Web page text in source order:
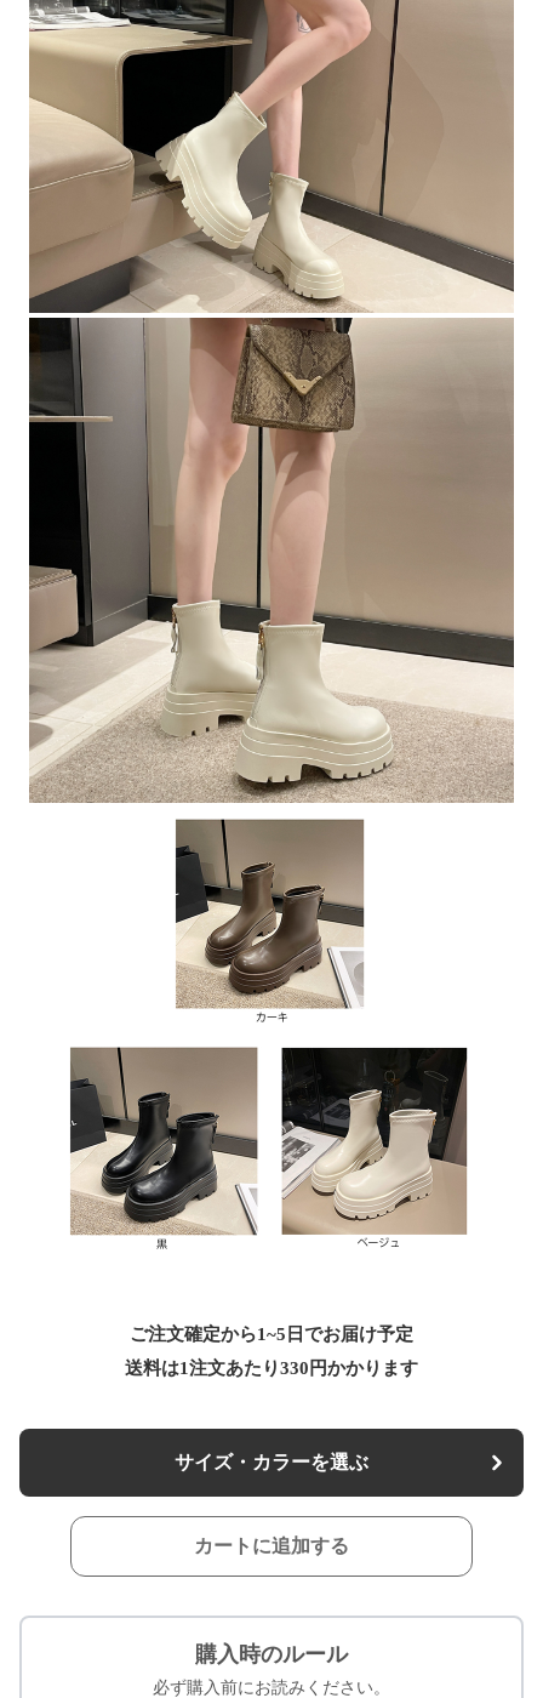
ご注文確定から1~5日でお届け予定
送料は1注文あたり330 円かかります
サイズ・カラーを選ぶ
カートに追加する
購入時のルール
必ず購入前にお読みください。